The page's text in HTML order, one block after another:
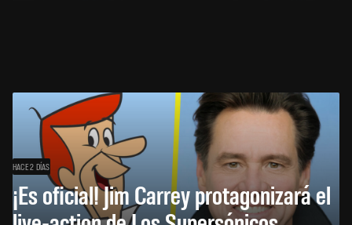
HACE 2 DÍAS
¡Es oficial! Jim Carrey protagonizará el